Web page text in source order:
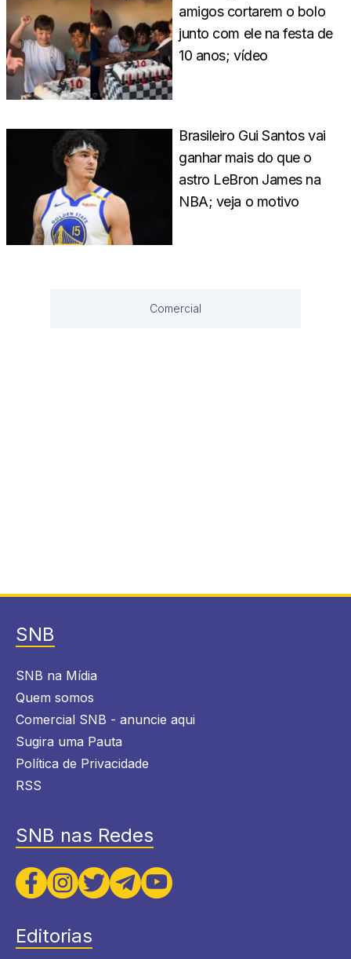
amigos cortarem o bolo
junto com ele na festa de
10 anos; vídeo
Brasileiro Gui Santos vai
ganhar mais do que o
astro LeBron James na
NBA; veja o motivo
Comercial
SNB
SNB na Mídia
Quem somos
Comercial SNB - anuncie aqui
Sugira uma Pauta
Política de Privacidade
RSS
SNB nas Redes
Editorias